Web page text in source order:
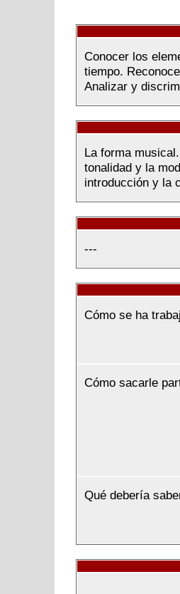
Conocer los
tiempo.
Analizar y
La forma
tonalidad y la
introducción y la
---
Cómo se ha
Cómo sacarle
Qué debería